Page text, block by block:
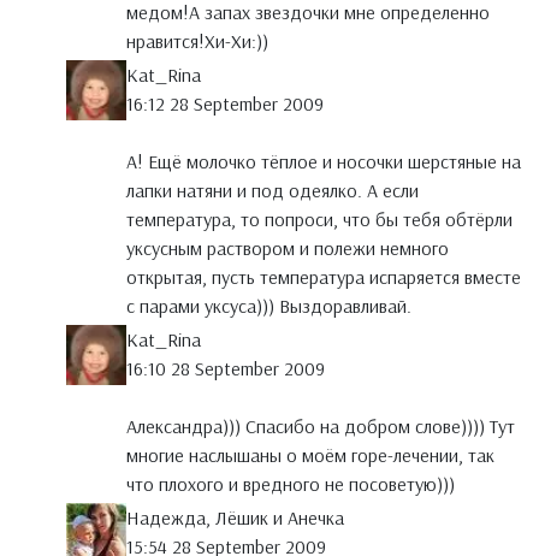
медом!А запах звездочки мне определенно
нравится!Хи-Хи:))
Kat_Rina
16:12 28 September 2009
А! Ещё молочко тёплое и носочки шерстяные на
лапки натяни и под одеялко. А если
температура, то попроси, что бы тебя обтёрли
уксусным раствором и полежи немного
открытая, пусть температура испаряется вместе
с парами уксуса))) Выздоравливай.
Kat_Rina
16:10 28 September 2009
Александра))) Спасибо на добром слове)))) Тут
многие наслышаны о моём горе-лечении, так
что плохого и вредного не посоветую)))
Надежда, Лёшик и Анечка
15:54 28 September 2009